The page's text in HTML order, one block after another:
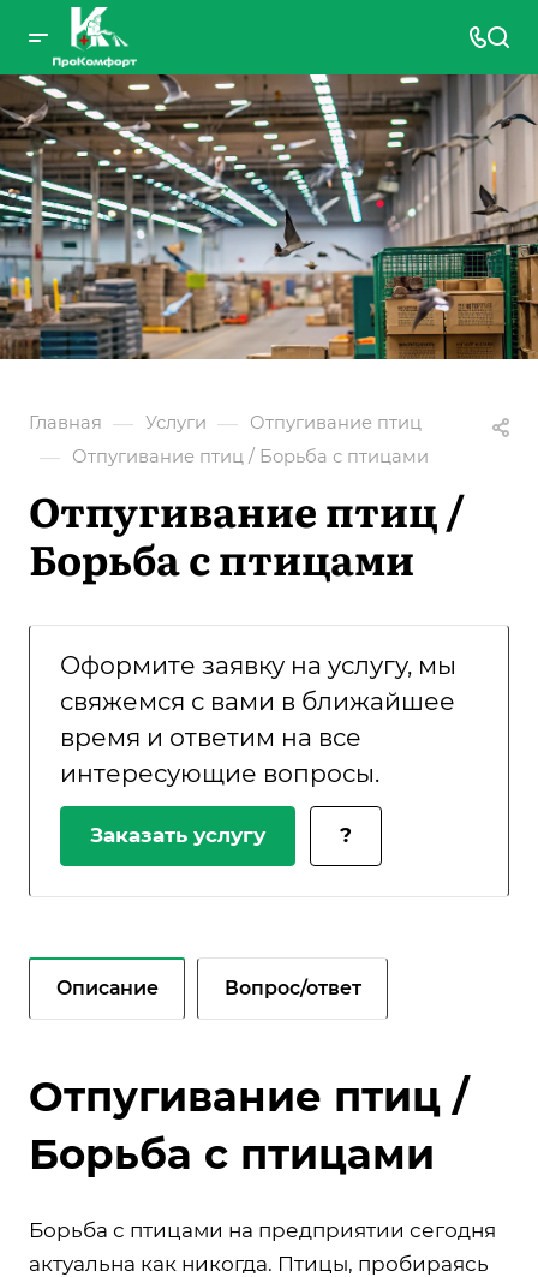
Главная — Услуги — Отпугивание птиц
— Отпугивание птиц / Борьба с птицами
Отпугивание птиц /
Борьба с птицами
Оформите заявку на услугу, мы
свяжемся с вами в ближайшее
время и ответим на все
интересующие вопросы.
Заказать услугу ?
Описание Вопрос/ответ
Отпугивание птиц /
Борьба с птицами
Борьба с птицами на предприятии сегодня
актуальна как никогда. Птицы, пробираясь